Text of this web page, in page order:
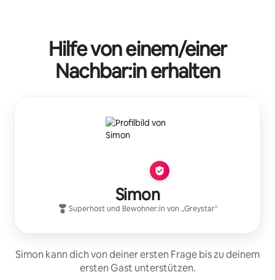
Hilfe von einem/einer
Nachbar:in erhalten
Simon
Superhost und Bewohner:in von „Greystar“
Simon kann dich von deiner ersten Frage bis zu deinem
ersten Gast unterstützen.